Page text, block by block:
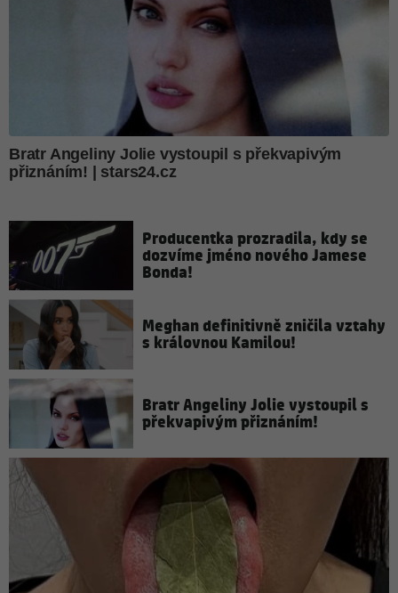
Producentka prozradila, kdy se
dozvíme jméno nového Jamese
Bonda!
Meghan definitivně zničila vztahy
s královnou Kamilou!
Bratr Angeliny Jolie vystoupil s
překvapivým přiznáním!